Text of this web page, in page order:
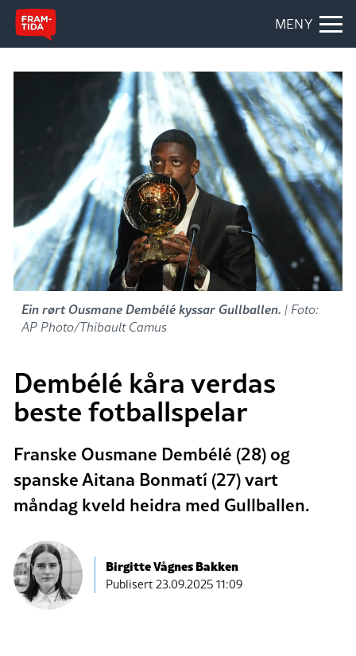
MENY
Ein rørt Ousmane Dembélé kyssar Gullballen. | Foto:
AP Photo/Thibault Camus
Dembélé kåra verdas
beste fotballspelar
Franske Ousmane Dembélé (28) og
spanske Aitana Bonmatí (27) vart
måndag kveld heidra med Gullballen.
Birgitte Vågnes Bakken
Publisert23.09.2025 11:09